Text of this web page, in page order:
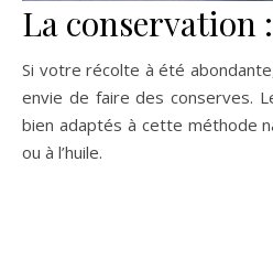
La conservation :
Si votre récolte à été
envie de faire des conserves.
bien adaptés à cette méthode
ou à l’huile.